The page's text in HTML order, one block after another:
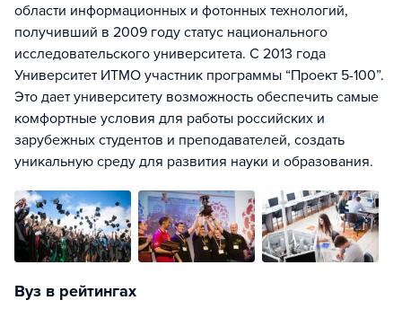
области информационных и фотонных технологий,
получивший в 2009 году статус национального
исследовательского университета. С 2013 года
Университет ИТМО участник программы “Проект 5-100”.
Это дает университету возможность обеспечить самые
комфортные условия для работы российских и
зарубежных студентов и преподавателей, создать
уникальную среду для развития науки и образования.
Вуз в рейтингах